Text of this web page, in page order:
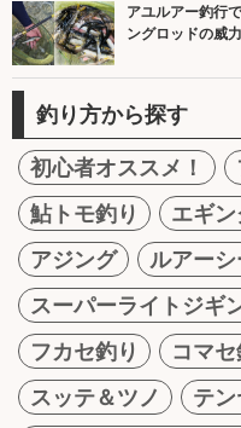
アユルアー釣行
ングロッドの威
釣り方から探す
初心者オススメ！
鮎トモ釣り
エギン
アジング
ルアーシ
スーパーライトジギ
フカセ釣り
コマセ
スッテ＆ツノ
テン